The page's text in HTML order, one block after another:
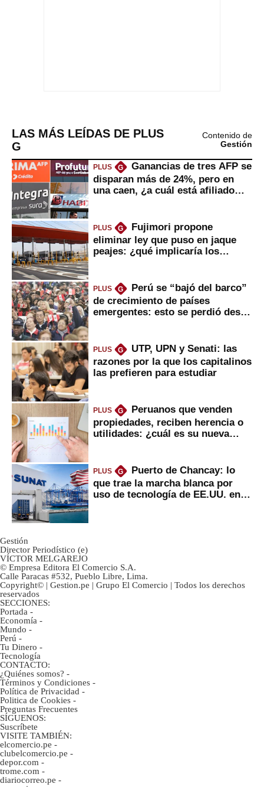
LAS MÁS LEÍDAS DE PLUS
G
Contenido de
Gestión
PLUS G
Ganancias de tres AFP se
disparan más de 24%, pero en
una caen, ¿a cuál está afiliado
PLUS G
Fujimori propone
eliminar ley que puso en jaque
peajes: ¿qué implicaría los
PLUS G
Perú se “bajó del barco”
de crecimiento de países
emergentes: esto se perdió desde
PLUS G
UTP, UPN y Senati: las
razones por la que los capitalinos
las prefieren para estudiar
PLUS G
Peruanos que venden
propiedades, reciben herencia o
utilidades: ¿cuál es su nueva
PLUS G
Puerto de Chancay: lo
que trae la marcha blanca por
uso de tecnología de EE.UU. en
Gestión
Director Periodístico (e)
VÍCTOR MELGAREJO
© Empresa Editora El Comercio S.A.
Calle Paracas #532, Pueblo Libre, Lima.
Copyright© | Gestion.pe | Grupo El Comercio | Todos los derechos
reservados
SECCIONES:
Portada -
Economía -
Mundo -
Perú -
Tu Dinero -
Tecnología
CONTACTO:
¿Quiénes somos? -
Términos y Condiciones -
Política de Privacidad -
Politica de Cookies -
Preguntas Frecuentes
SÍGUENOS:
Suscríbete
VISITE TAMBIÉN:
elcomercio.pe -
clubelcomercio.pe -
depor.com -
trome.com -
diariocorreo.pe -